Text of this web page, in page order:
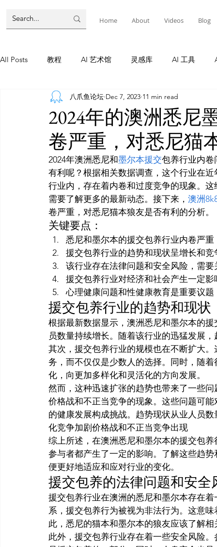
Home About Videos Blog
All Posts 教程 AI 艺术馆 灵感库 AI 工具
AI 工具 AI Tool Tutorials
灵感库 AI 新闻 灵感库 教程
2024年的澳洲悉尼
卷严重，对悉尼猫
八爪鱼论坛 Dec 7, 2023 11 min read
2024年澳洲悉尼和墨尔本援交包养行业内
有利呢？根据相关数据调查，这个行业在
行业内，存在着内卷和过度竞争的现象。
需要了解更多的最新动态。接下来， 澳洲
卷严重，对悉尼猫本狼友是否有利的分析。
关键要点：
悉尼和墨尔本的援交包养行业内卷严
援交包养行业的趋势和现状呈增长和
该行业存在法律问题和安全风险，需
援交包养行业对经济和社会产生一定
心理健康问题和性健康教育是重要议
援交包养行业的趋势和现状
根据最新数据显示，澳洲悉尼和墨尔本的
员数量持续增长。随着该行业的迅猛发展
其次，援交包养行业的规模也在不断扩大
务，而不仅仅是少数人的选择。同时，随
化，向更加多样化和灵活化的方向发展。
然而，这种迅速扩张的趋势也带来了一些
价格战和不正当竞争的现象。这些问题可
的健康发展构成挑战。趋势现状从业人员
化竞争加剧价格战和不正当竞争出现
综上所述，在澳洲悉尼和墨尔本的援交包
参与者都产生了一定的影响。了解这些趋
便更好地适应和应对行业的变化。
援交包养的法律问题和安全
援交包养行业在澳洲的悉尼和墨尔本存在
系，援交包养行为被视为非法行为。这意
此，悉尼的猫本和墨尔本的狼友应该了解
此外，援交包养行业存在着一些安全风险